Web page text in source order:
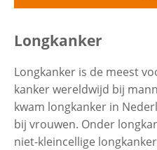
Contactgegevens
Zoeken
Ziek door asbest
Mesothelioom
Asbestose
Longkanker
Longkanker is de meest
kanker wereldwijd bij
kwam longkanker in
bij vrouwen. Onder
niet-kleincellige